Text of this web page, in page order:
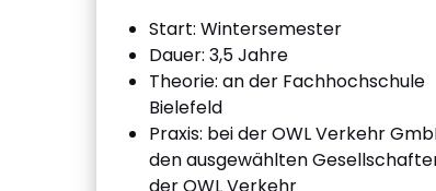
Start: Wintersemester
Dauer: 3,5 Jahre
Theorie: an der Fachhochschule
Bielefeld
Praxis: bei der OWL Verkehr
den ausgewählten